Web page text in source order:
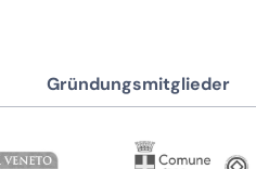
Gründungsmitglieder